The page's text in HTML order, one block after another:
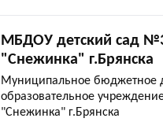
МБДОУ детский сад
"Снежинка" г.Брянска
Муниципальное бюджетное
образовательное
"Снежинка" г.Брянска